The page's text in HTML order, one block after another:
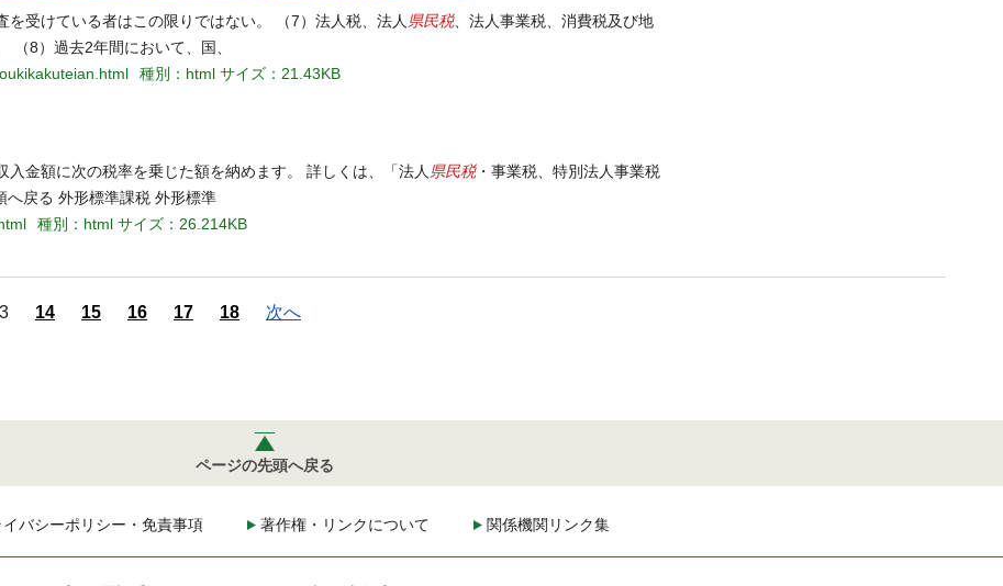
受けている者はこの限りではない。 （7）法人税、法人 県民税、法人事業税、消費税及び地
（8）過去2年間において、国、
種別：html サイズ：21.43KB
金額に次の税率を乗じた額を納めます。 詳しくは、「法人 県民税・事業税、特別法人事業税
へ戻る 外形標準課税 外形標準
種別：html サイズ：26.214KB
14 15 16 17 18 次へ
ページの先頭へ戻る
イバシーポリシー・免責事項 著作権・リンクについて 関係機関リンク集